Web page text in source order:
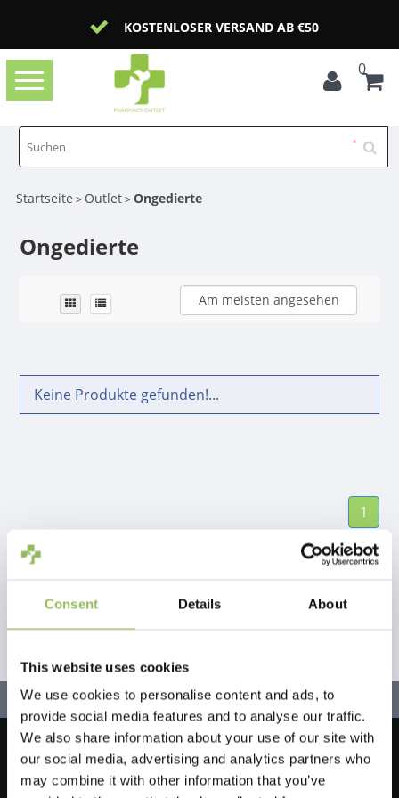
Consent Details About
This website uses cookies
We use cookies to personalise content and ads, to
provide social media features and to analyse our traffic.
We also share information about your use of our site with
our social media, advertising and analytics partners who
may combine it with other information that you’ve
KOSTENLOSER VERSAND AB €50
Toggle
navigation
0
Startseite > Outlet>Ongedierte
Ongedierte
Am meisten angesehen
Keine Produkte gefunden!...
1
Lassen Sie uns in Kontakt bleiben!